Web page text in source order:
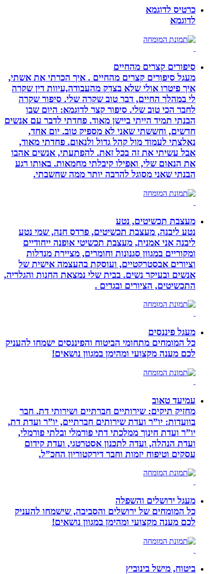
כרטיס לדוגמא
לדוגמא
סיפורים קצרים מהחיים
מעגל סיפורים קצרים מהחיים . איך הכרתי את אשתי,
איך פיטרו אולי שלא בצדק מהעבודה,עיוות דין שקרה
לי במהלך החיים, דבר טוב שקרה שלי. סיפור שקרה
לחבר הכי טוב שלי. סיפור קצר לדוגמא: היום שבו
הבנתי תמיד הייתי ביישן מאוד. פחדתי לדבר עם אנשים
חדשים, וחששתי שאני לא מספיק טוב. יום אחד,
נאלצתי לעמוד מול קהל גדול ולנאום. פחדתי מאוד,
אבל עשיתי את זה בכל זאת. להפתעתי, אנשים אהבו
את הנאום שלי, ואפילו קיבלתי מחמאות. באותו רגע
הבנתי שאני מסוגל להרבה יותר ממה שחשבתי.
מעצבת תכשיטים, נטע
נטע ליבנה, מעצבת תכשיטים, פרדס חנה, שמי נטע
ליבנה אני אמנית, מעצבת תכשיטי אופנה ייחודיים
ומקוריים במגוון סגנונות וחומרים, מציירת מנדלות
וציורים אבסטרקטיים, ועוסקת בהעצמה אישית של
אנשים ובעיקר נשים. בבית שלי נמצאת החנות והגלריה,
התכשיטים, הציורים ובגדים .
מעגל פיננסים
כל המומחים מתחומי הביטוח והפיננסים ישמחו להעניק
לכם מענה מקצועי ומהימן במגוון נושאים!
עמיעד טאוב
מחזיק תיקים: שירותיים חברתיים ושירותי דת. חבר
בוועדות: יו”ר ועדת שירותים חברתיים, יו”ר ועדת דת,
יו”ר ועדת חינוך ממלכתי דתי פורמלי ובלתי פורמלי,
ועדת הנהלה, ועדה לתכנון אסטרטגי, ועדת קידום
עסקים וטיפוח יזמות וחבר דירקטוריון החכ”ל.
מעגל ירושלים והשפלה
כל המומחים של ירושלים והסביבה, שישמחו להעניק
לכם מענה מקצועי ומהימן במגוון נושאים!
ביטוח, מישל בינוביץ